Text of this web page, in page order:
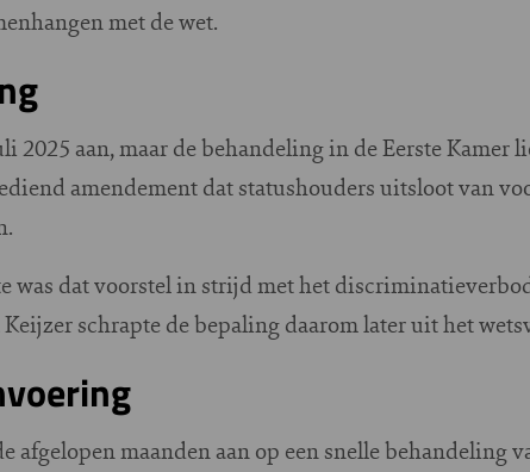
met de wet.
2025 aan, maar de behandeling in de Eerste Kamer
amendement dat statushouders uitsloot van
was dat voorstel in strijd met het
schrapte de bepaling daarom later uit het
afgelopen maanden aan op een snelle behandeling